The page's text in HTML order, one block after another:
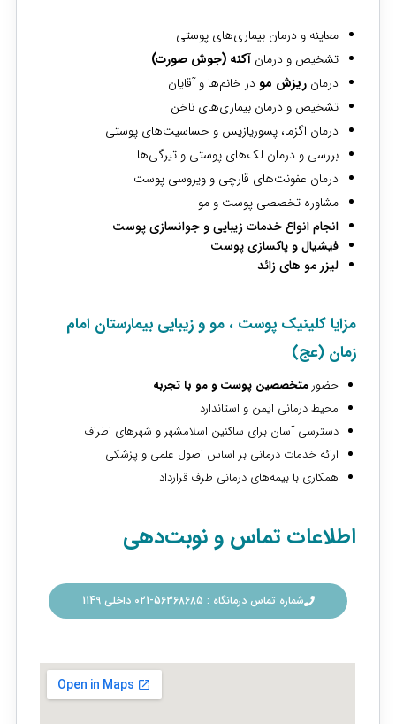
معاینه و درمان بیماری‌های پوستی
تشخیص و درمانآکنه (جوش صورت)
درمانریزش مو در خانم‌ها و آقایان
تشخیص و درمان بیماری‌های ناخن
درمان اگزما، پسوریازیس و حساسیت‌های پوستی
بررسی و درمان لک‌های پوستی و تیرگی‌ها
درمان عفونت‌های قارچی و ویروسی پوست
مشاوره تخصصی پوست و مو
انجام انواع خدمات زیبایی و جوانسازی پوست
فیشیال و پاکسازی پوست
لیزر مو های زائد
مزایا کلینیک پوست ، مو و زیبایی بیمارستان امام
زمان (عج)
حضورمتخصصین پوست و مو با تجربه
محیط درمانی ایمن و استاندارد
دسترسی آسان برای ساکنین اسلامشهر و شهرهای اطراف
ارائه خدمات درمانی بر اساس اصول علمی و پزشکی
همکاری با بیمه‌های درمانی طرف قرارداد
اطلاعات تماس و نوبت‌دهی
شماره تماس درمانگاه : 56368685-021 داخلی 1149